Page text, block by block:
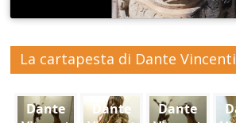
La cartapesta di Dante Vincenti
Dante
Dante
Dante